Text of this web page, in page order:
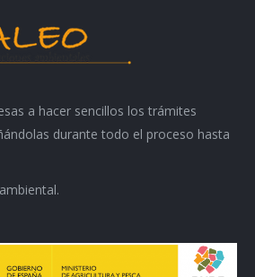
a hacer sencillos los trámites
durante todo el proceso hasta